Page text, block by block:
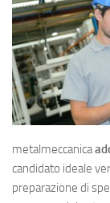
metalmeccanica
candidato ideale
preparazione di